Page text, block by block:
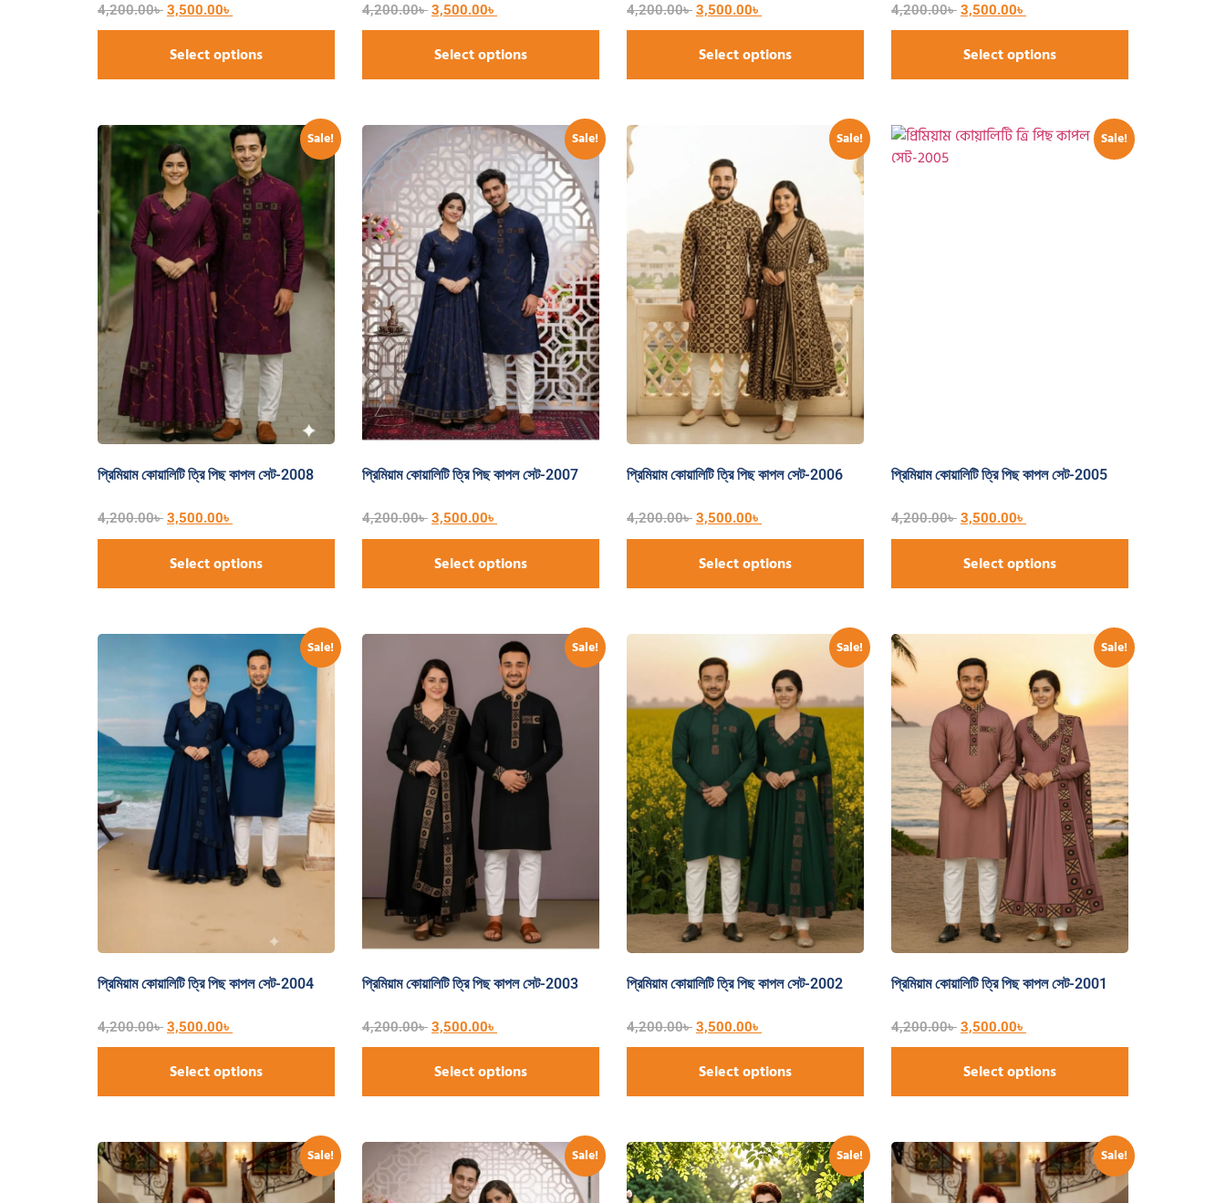
4,200.00৳ 3,500.00৳
Select options
4,200.00৳ 3,500.00৳
Select options
4,200.00৳ 3,500.00৳
Select options
4,200.00৳ 3,500.00৳
Select options
Sale!
প্রিমিয়াম কোয়ালিটি ত্রি পিছ কাপল সেট-2008
4,200.00৳ 3,500.00৳
Select options
Sale!
প্রিমিয়াম কোয়ালিটি ত্রি পিছ কাপল সেট-2007
4,200.00৳ 3,500.00৳
Select options
Sale!
প্রিমিয়াম কোয়ালিটি ত্রি পিছ কাপল সেট-2006
4,200.00৳ 3,500.00৳
Select options
Sale!
প্রিমিয়াম কোয়ালিটি ত্রি পিছ কাপল সেট-2005
4,200.00৳ 3,500.00৳
Select options
Sale!
প্রিমিয়াম কোয়ালিটি ত্রি পিছ কাপল সেট-2004
4,200.00৳ 3,500.00৳
Select options
Sale!
প্রিমিয়াম কোয়ালিটি ত্রি পিছ কাপল সেট-2003
4,200.00৳ 3,500.00৳
Select options
Sale!
প্রিমিয়াম কোয়ালিটি ত্রি পিছ কাপল সেট-2002
4,200.00৳ 3,500.00৳
Select options
Sale!
প্রিমিয়াম কোয়ালিটি ত্রি পিছ কাপল সেট-2001
4,200.00৳ 3,500.00৳
Select options
Sale! Sale! Sale! Sale!